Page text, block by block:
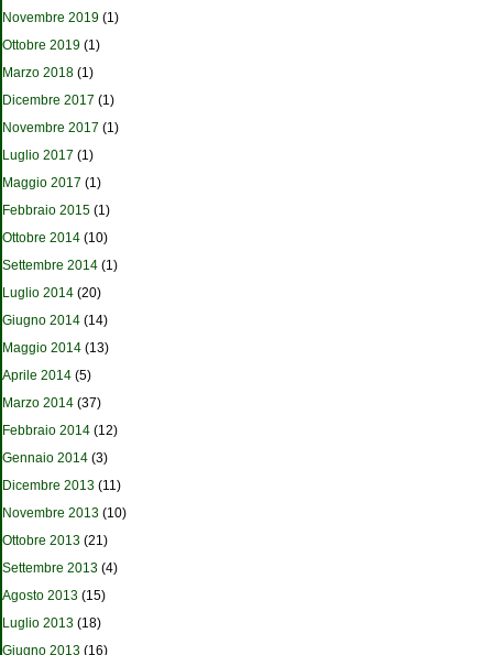
Novembre 2019 (1)
Ottobre 2019 (1)
Marzo 2018 (1)
Dicembre 2017 (1)
Novembre 2017 (1)
Luglio 2017 (1)
Maggio 2017 (1)
Febbraio 2015 (1)
Ottobre 2014 (10)
Settembre 2014 (1)
Luglio 2014 (20)
Giugno 2014 (14)
Maggio 2014 (13)
Aprile 2014 (5)
Marzo 2014 (37)
Febbraio 2014 (12)
Gennaio 2014 (3)
Dicembre 2013 (11)
Novembre 2013 (10)
Ottobre 2013 (21)
Settembre 2013 (4)
Agosto 2013 (15)
Luglio 2013 (18)
Giugno 2013 (16)